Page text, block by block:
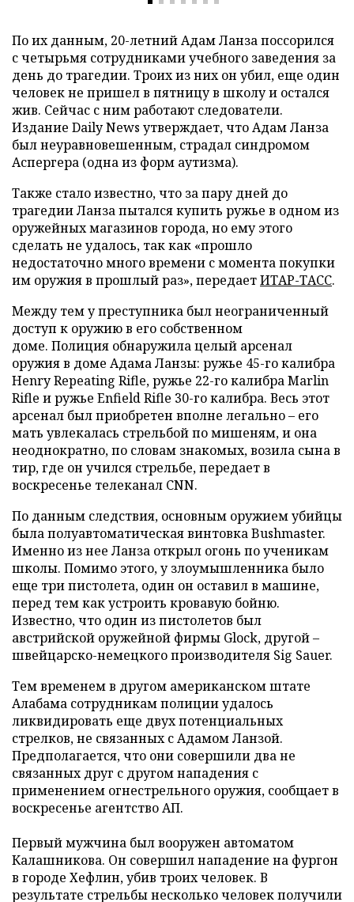
По их данным, 20-летний Адам Ланза поссорился
с четырьмя сотрудниками учебного заведения за
день до трагедии. Троих из них он убил, еще один
человек не пришел в пятницу в школу и остался
жив. Сейчас с ним работают следователи.
Издание Daily News утверждает, что Адам Ланза
был неуравновешенным, страдал синдромом
Аспергера (одна из форм аутизма).
Также стало известно, что за пару дней до
трагедии Ланза пытался купить ружье в одном из
оружейных магазинов города, но ему этого
сделать не удалось, так как «прошло
недостаточно много времени с момента покупки
им оружия в прошлый раз», передаетИТАР-ТАСС.
Между тем у преступника был неограниченный
доступ к оружию в его собственном
доме. Полиция обнаружила целый арсенал
оружия в доме Адама Ланзы: ружье 45-го калибра
Henry Repeating Rifle, ружье 22-го калибра Marlin
Rifle и ружье Enfield Rifle 30-го калибра. Весь этот
арсенал был приобретен вполне легально – его
мать увлекалась стрельбой по мишеням, и она
неоднократно, по словам знакомых, возила сына в
тир, где он учился стрельбе, передает в
воскресенье телеканал CNN.
По данным следствия, основным оружием убийцы
была полуавтоматическая винтовка Bushmaster.
Именно из нее Ланза открыл огонь по ученикам
школы. Помимо этого, у злоумышленника было
еще три пистолета, один он оставил в машине,
перед тем как устроить кровавую бойню.
Известно, что один из пистолетов был
австрийской оружейной фирмы Glock, другой –
швейцарско-немецкого производителя Sig Sauer.
Тем временемв другом американском штате
Алабама сотрудникам полиции удалось
ликвидировать еще двух потенциальных
стрелков, не связанных с Адамом Ланзой.
Предполагается, что они совершили два не
связанных друг с другом нападения с
применением огнестрельного оружия, сообщает в
воскресенье агентство АП.
Первый мужчина был вооружен автоматом
Калашникова. Он совершил нападение на фургон
в городе Хефлин, убив троих человек. В
результате стрельбы несколько человек получили